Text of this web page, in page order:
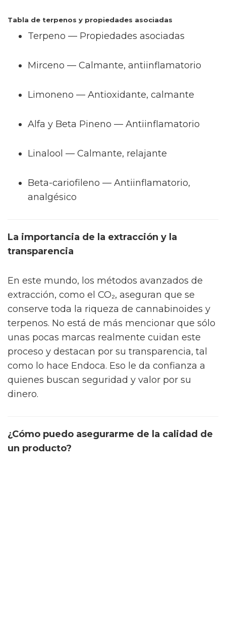
Tabla de terpenos y propiedades asociadas
Terpeno — Propiedades asociadas
Mirceno — Calmante, antiinflamatorio
Limoneno — Antioxidante, calmante
Alfa y Beta Pineno — Antiinflamatorio
Linalool — Calmante, relajante
Beta-cariofileno — Antiinflamatorio,
analgésico
La importancia de la extracción y la
transparencia
En este mundo, los métodos avanzados de
extracción, como el CO₂, aseguran que se
conserve toda la riqueza de cannabinoides y
terpenos. No está de más mencionar que sólo
unas pocas marcas realmente cuidan este
proceso y destacan por su transparencia, tal
como lo hace Endoca. Eso le da confianza a
quienes buscan seguridad y valor por su
dinero.
¿Cómo puedo asegurarme de la calidad de
un producto?